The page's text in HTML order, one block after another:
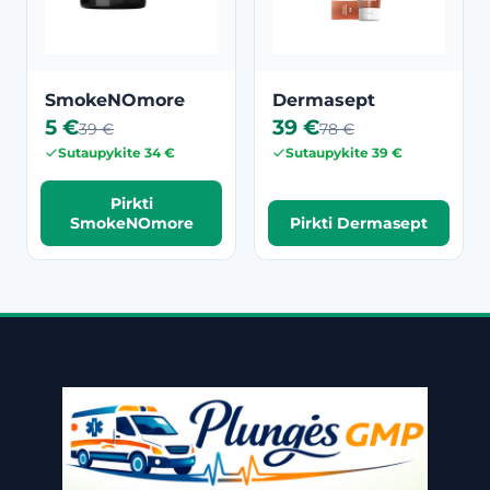
SmokeNOmore
5 €39 €
Sutaupykite 34 €
Pirkti
SmokeNOmore
Dermasept
39 €78 €
Sutaupykite 39 €
Pirkti Dermasept